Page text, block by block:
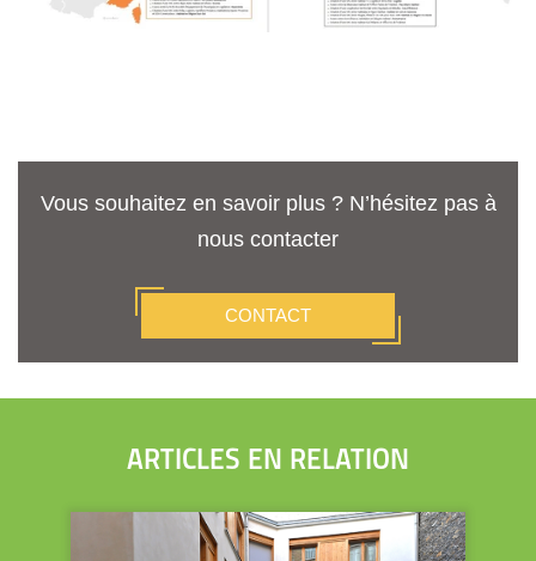
Vous souhaitez en savoir plus ? N’hésitez pas à
nous contacter
CONTACT
ARTICLES EN RELATION